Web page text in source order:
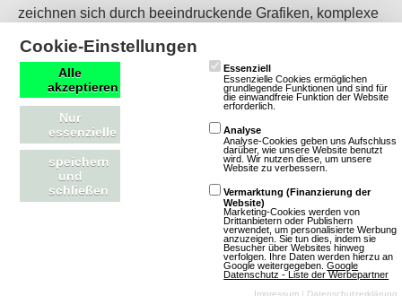
zeichnen sich durch beeindruckende Grafiken, komplexe
Interaktionen aus, die Spieler in eine Welt voller
Möglichkeiten und Herausforderungen eintauchen
lassen. 3D-Spiele sind ideal für Spieler, die eine
fesselnde und realistische Spielerfahrung suchen und
sich in einer Welt voller Fantasie und Möglichkeiten
verlieren möchten.
Kriegsspiele versetzen Spieler in die Realität oder Fiktion
von militärischen Konflikten, geprägt von Strategie, Taktik
Cookie-Einstellungen
Alle
akzeptieren
Nur
essenzielle
speichern
und
schließen
Essenziell
Essenzielle Cookies ermöglichen
grundlegende Funktionen und sind für
die einwandfreie Funktion der Website
erforderlich.
Analyse
Analyse-Cookies geben uns Aufschluss
darüber, wie unsere Website benutzt
wird. Wir nutzen diese, um unsere
Website zu verbessern.
Vermarktung (Finanzierung der
Website)
Marketing-Cookies werden von
Drittanbietern oder Publishern
verwendet, um personalisierte Werbung
anzuzeigen. Sie tun dies, indem sie
Besucher über Websites hinweg
verfolgen. Ihre Daten werden hierzu an
Google weitergegeben.Google
Datenschutz - Liste der Werbepartner
Impressum | Datenschutzerklärung